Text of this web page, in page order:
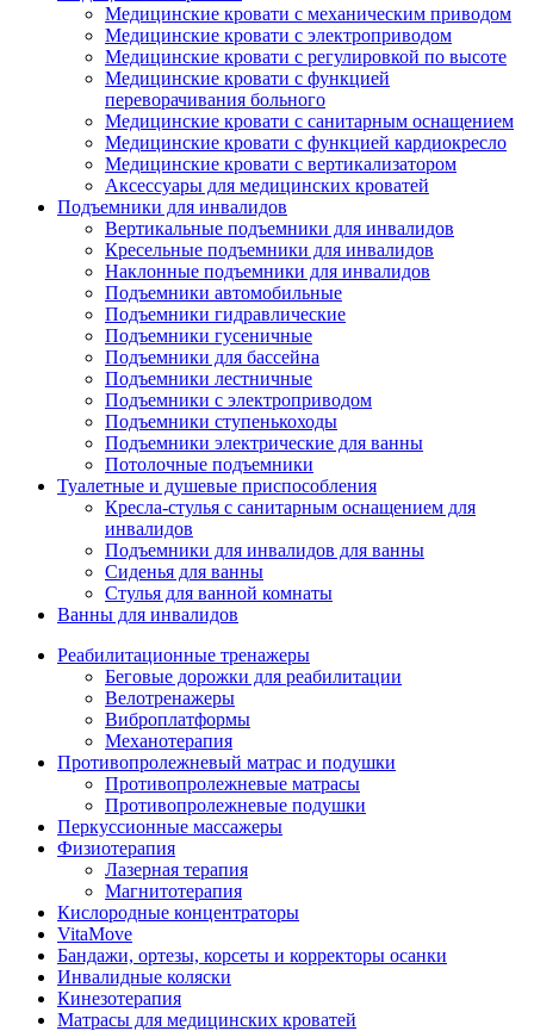
Медицинские кровати с механическим приводом
Медицинские кровати с электроприводом
Медицинские кровати с регулировкой по высоте
Медицинские кровати с функцией
переворачивания больного
Медицинские кровати с санитарным оснащением
Медицинские кровати с функцией кардиокресло
Медицинские кровати с вертикализатором
Аксессуары для медицинских кроватей
Подъемники для инвалидов
Вертикальные подъемники для инвалидов
Кресельные подъемники для инвалидов
Наклонные подъемники для инвалидов
Подъемники автомобильные
Подъемники гидравлические
Подъемники гусеничные
Подъемники для бассейна
Подъемники лестничные
Подъемники с электроприводом
Подъемники ступенькоходы
Подъемники электрические для ванны
Потолочные подъемники
Туалетные и душевые приспособления
Кресла-стулья с санитарным оснащением для
инвалидов
Подъемники для инвалидов для ванны
Сиденья для ванны
Стулья для ванной комнаты
Ванны для инвалидов
Реабилитационные тренажеры
Беговые дорожки для реабилитации
Велотренажеры
Виброплатформы
Механотерапия
Противопролежневый матрас и подушки
Противопролежневые матрасы
Противопролежневые подушки
Перкуссионные массажеры
Физиотерапия
Лазерная терапия
Магнитотерапия
Кислородные концентраторы
VitaMove
Бандажи, ортезы, корсеты и корректоры осанки
Инвалидные коляски
Кинезотерапия
Матрасы для медицинских кроватей